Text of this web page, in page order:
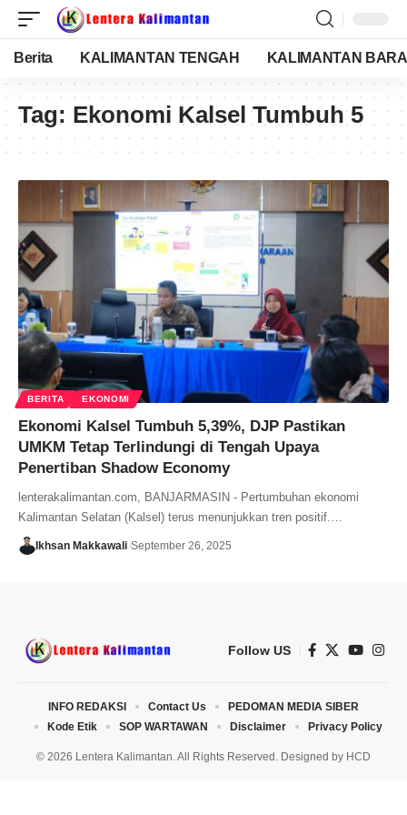
Berita KALIMANTAN TENGAH KALIMANTAN
Tag: Ekonomi Kalsel Tumbuh 5
BERITA EKONOMI
Ekonomi Kalsel Tumbuh 5,39%, DJP Pastikan
UMKM Tetap Terlindungi di Tengah Upaya
Penertiban Shadow Economy
lenterakalimantan.com, BANJARMASIN - Pertumbuhan ekonomi
Kalimantan Selatan (Kalsel) terus menunjukkan tren positif.…
Ikhsan Makkawali September 26, 2025
Follow US
© 2026 Lentera Kalimantan. All Rights Reserved. Designed by HCD
INFO REDAKSI Contact Us
PEDOMAN MEDIA SIBER
Kode Etik
SOP WARTAWAN Disclaimer Privacy Policy